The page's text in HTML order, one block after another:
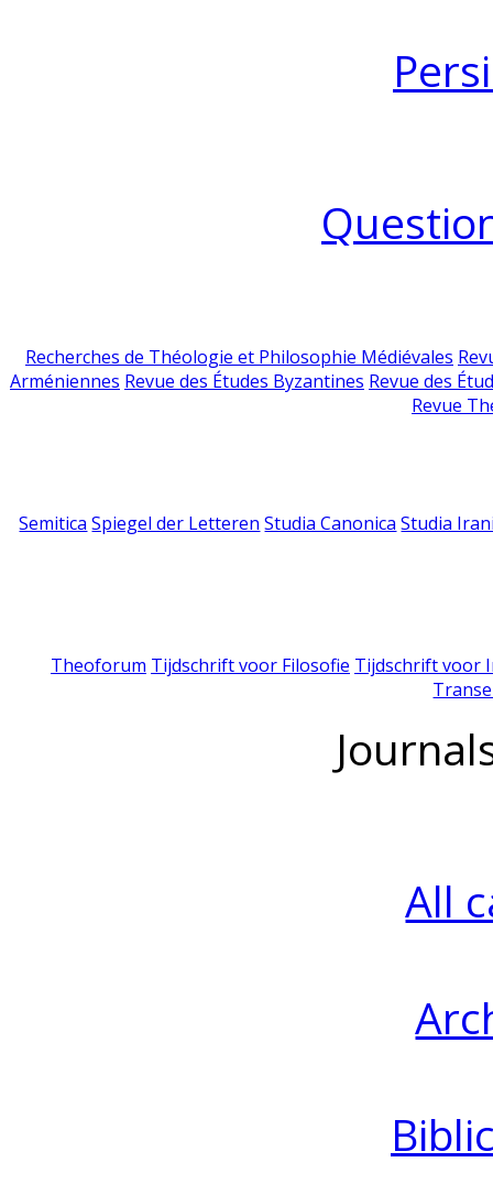
Recherches de Théologie et Philosophie Médiévales
Arméniennes Revue des Études Byzantines Revue des
Revue
Semitica Spiegel der Letteren Studia Canonica Studia
Theoforum Tijdschrift voor Filosofie Tijdschrift voor
All